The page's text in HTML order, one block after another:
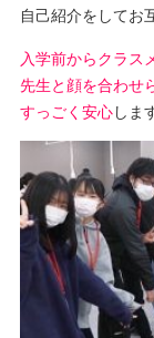
自己紹介をしてお
入学前からクラス
先生と顔を合わせ
すっごく安心しま